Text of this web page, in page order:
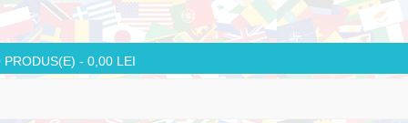
PRODUS(E) - 0,00 LEI